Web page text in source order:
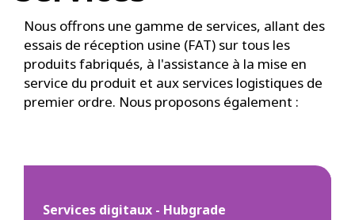
Nous offrons une gamme de services, allant des
essais de réception usine (FAT) sur tous les
produits fabriqués, à l'assistance à la mise en
service du produit et aux services logistiques de
premier ordre. Nous proposons également :
Services digitaux - Hubgrade